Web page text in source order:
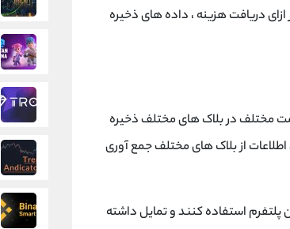
دریافت هزینه ، داده های ذخیره
مختلف در بلاک های مختلف ذخیره
از بلاک های مختلف جمع آوری
پلتفرم استفاده کنند و تمایل داشته